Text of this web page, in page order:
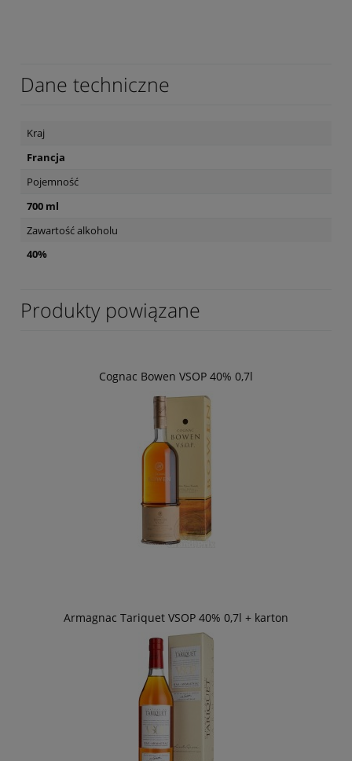
Dane techniczne
Kraj
Francja
Pojemność
700 ml
Zawartość alkoholu
40%
Produkty powiązane
Cognac Bowen VSOP 40% 0,7l
Armagnac Tariquet VSOP 40% 0,7l + karton